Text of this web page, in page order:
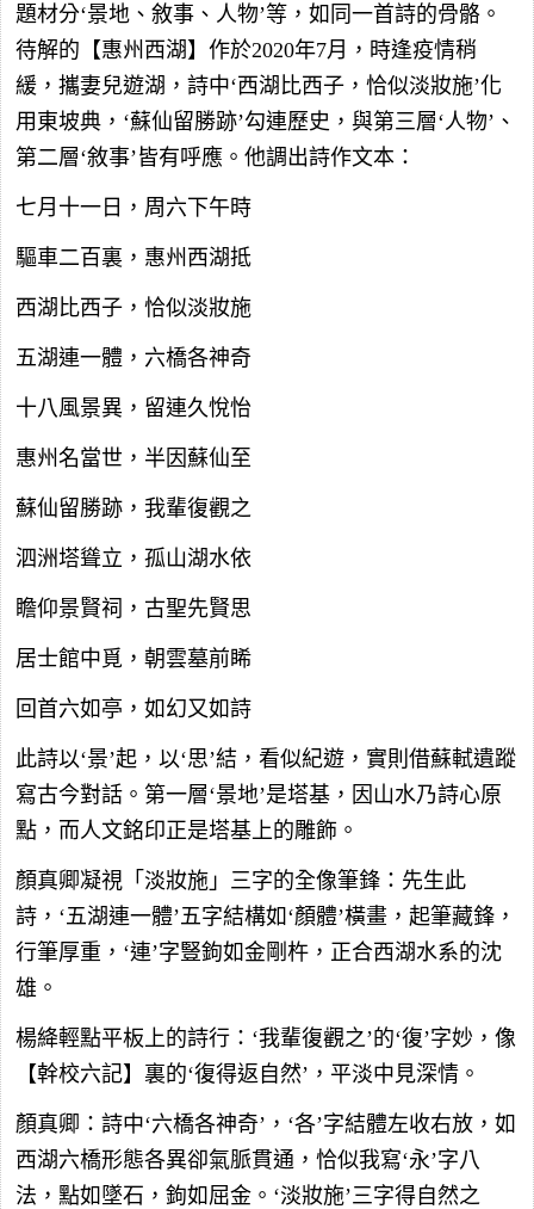
題材分‘景地、敘事、人物’等，如同一首詩的骨骼。
待解的【惠州西湖】作於2020年7月，時逢疫情稍
緩，攜妻兒遊湖，詩中‘西湖比西子，恰似淡妝施’化
用東坡典，‘蘇仙留勝跡’勾連歷史，與第三層‘人物’、
第二層‘敘事’皆有呼應。他調出詩作文本：
七月十一日，周六下午時
驅車二百裏，惠州西湖抵
西湖比西子，恰似淡妝施
五湖連一體，六橋各神奇
十八風景異，留連久悅怡
惠州名當世，半因蘇仙至
蘇仙留勝跡，我輩復觀之
泗洲塔聳立，孤山湖水依
瞻仰景賢祠，古聖先賢思
居士館中覓，朝雲墓前睎
回首六如亭，如幻又如詩
此詩以‘景’起，以‘思’結，看似紀遊，實則借蘇軾遺蹤
寫古今對話。第一層‘景地’是塔基，因山水乃詩心原
點，而人文銘印正是塔基上的雕飾。
顏真卿凝視「淡妝施」三字的全像筆鋒：先生此
詩，‘五湖連一體’五字結構如‘顏體’橫畫，起筆藏鋒，
行筆厚重，‘連’字豎鉤如金剛杵，正合西湖水系的沈
雄。
楊絳輕點平板上的詩行：‘我輩復觀之’的‘復’字妙，像
【幹校六記】裏的‘復得返自然’，平淡中見深情。
顏真卿：詩中‘六橋各神奇’，‘各’字結體左收右放，如
西湖六橋形態各異卻氣脈貫通，恰似我寫‘永’字八
法，點如墜石，鉤如屈金。‘淡妝施’三字得自然之